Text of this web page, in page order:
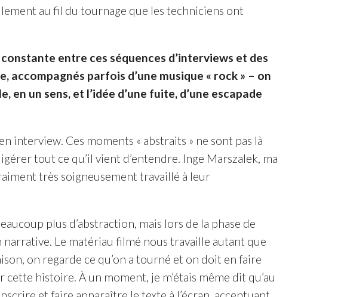
au fil du tournage que les techniciens ont
entre ces séquences d’interviews et des
accompagnés parfois d’une musique « rock » – on
un sens, et l’idée d’une fuite, d’une escapade
interview. Ces moments « abstraits » ne sont pas là
tout ce qu’il vient d’entendre. Inge Marszalek, ma
très soigneusement travaillé à leur
plus d’abstraction, mais lors de la phase de
Le matériau filmé nous travaille autant que
on regarde ce qu’on a tourné et on doit en faire
histoire. À un moment, je m’étais même dit qu’au